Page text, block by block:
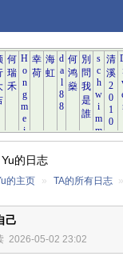
的日志
的主页 » TA的所有日志
己
2026-05-02 23:02